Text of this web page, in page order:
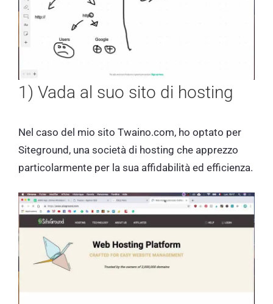
1) Vada al suo sito di hosting
Nel caso del mio sito Twaino.com, ho optato per
Siteground, una società di hosting che apprezzo
particolarmente per la sua affidabilità ed efficienza.